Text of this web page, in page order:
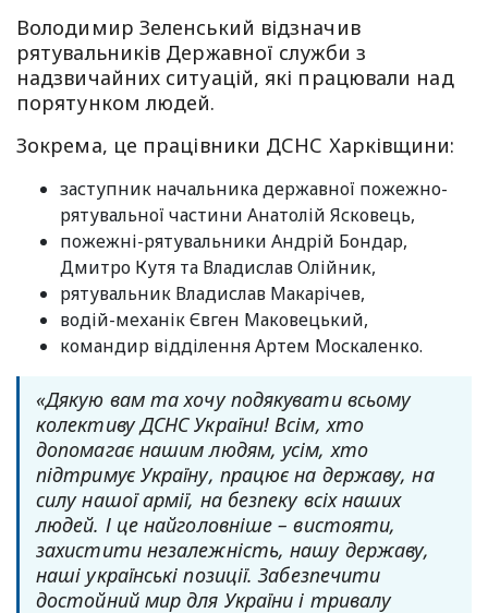
Володимир Зеленський відзначив
рятувальників Державної служби з
надзвичайних ситуацій, які працювали над
порятунком людей.
Зокрема, це працівники ДСНС Харківщини:
заступник начальника державної пожежно-
рятувальної частини Анатолій Ясковець,
пожежні-рятувальники Андрій Бондар,
Дмитро Кутя та Владислав Олійник,
рятувальник Владислав Макарічев,
водій-механік Євген Маковецький,
командир відділення Артем Москаленко.
«Дякую вам та хочу подякувати всьому
колективу ДСНС України! Всім, хто
допомагає нашим людям, усім, хто
підтримує Україну, працює на державу, на
силу нашої армії, на безпеку всіх наших
людей. І це найголовніше – вистояти,
захистити незалежність, нашу державу,
наші українські позиції. Забезпечити
достойний мир для України і тривалу